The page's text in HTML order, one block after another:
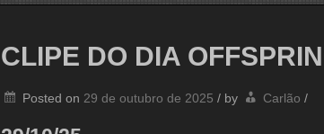
CLIPE DO DIA
Posted on 29 de outubro de 2025 / by Carlão /